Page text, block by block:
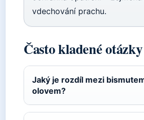
vdechování prachu.
Často kladené otázky
Jaký je rozdíl mezi
olovem?